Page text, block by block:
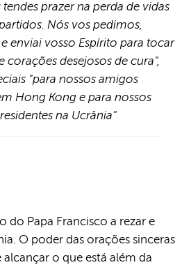
prazer na perda de vidas
Nós vos pedimos,
enviai vosso Espírito para tocar
corações desejosos de cura",
"para nossos amigos
Hong Kong e para nossos
na Ucrânia"
do Papa Francisco a rezar e
O poder das orações sinceras
alcançar o que está além da